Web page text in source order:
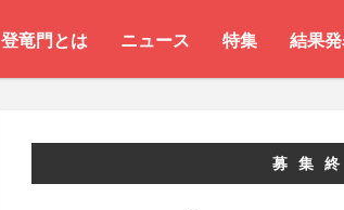
登竜門とは ニュース 特集 結果
募集